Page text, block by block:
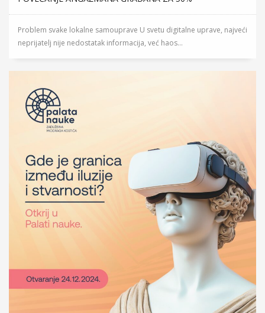
Problem svake lokalne samouprave U svetu digitalne uprave, najveći
neprijatelj nije nedostatak informacija, već haos...